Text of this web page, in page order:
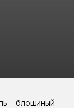
- блошиный